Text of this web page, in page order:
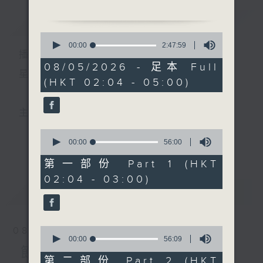
簡介 GIST
星 期 一 至 六 ： 凌 晨 二 時 至 五 時
主 持 ： 丁家湘、李偉圖、黃可柔、林司敏
每週6天，逢星期一至六凌晨二時至五時的粵曲節目，
務求令每一個晚上越夜「粤」精彩。
更多...
最新 LATEST
節目內容
由 張寶強、白楊 主唱
3. 「長憶拾釵人」
由 羅家英、梁少芯 主唱
4. 「焚香記之情探」
由 黃千歲、鳳凰女 主唱
5. 「唐宮驚艷」
由 何華棧、尹飛燕 主唱
6. 「羅成寫書」
由 羅品超 主唱
seconds
2
hours,
47
minutes,
59
seconds
00:00 2:47:59
08/05/2026 - 足本 Full
(HKT 02:04 - 05:00)
seconds
56
minutes,
0
seconds
00:00 56:00
第一部份 Part 1 (HKT
02:04 - 03:00)
seconds
56
00:00 56:09